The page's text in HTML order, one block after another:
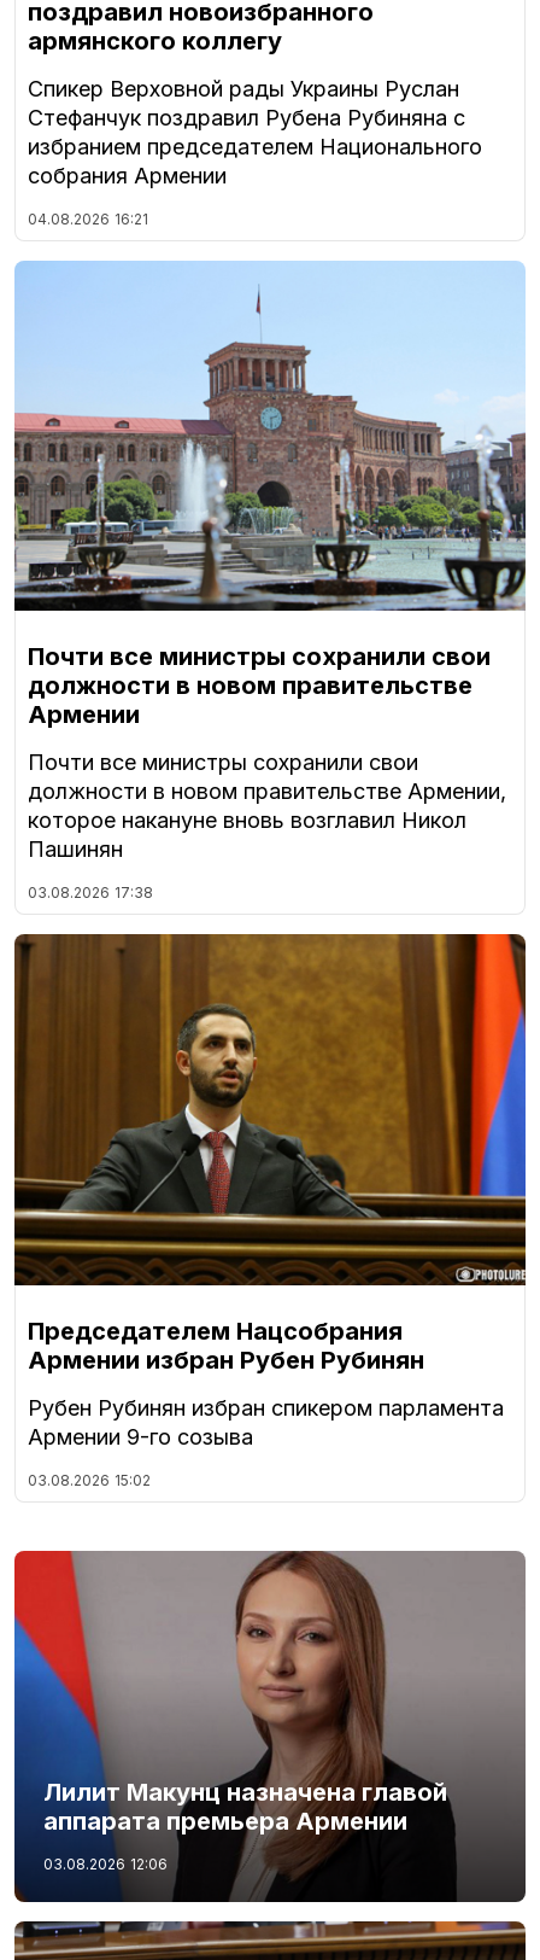
поздравил новоизбранного
армянского коллегу
Спикер Верховной рады Украины Руслан
Стефанчук поздравил Рубена Рубиняна с
избранием председателем Национального
собрания Армении
04.08.2026 16:21
Почти все министры сохранили свои
должности в новом правительстве
Армении
Почти все министры сохранили свои
должности в новом правительстве Армении,
которое накануне вновь возглавил Никол
Пашинян
03.08.2026 17:38
Председателем Нацсобрания
Армении избран Рубен Рубинян
Рубен Рубинян избран спикером парламента
Армении 9-го созыва
03.08.2026 15:02
Лилит Макунц назначена главой
аппарата премьера Армении
03.08.2026 12:06